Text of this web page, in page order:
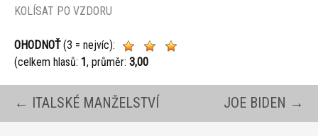
KOLÍSAT PO VZDORU
OHODNOŤ(3 = nejvíc):
(celkem hlasů: 1, průměr: 3,00
Navigace
← ITALSKÉ MANŽELSTVÍ JOE BIDEN →